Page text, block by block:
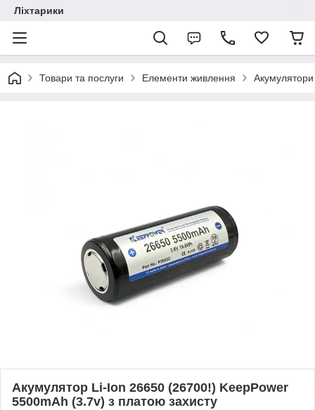
Ліхтарики
Товари та послуги Елементи живлення Акумулятори
Акумулятор Li-Ion 26650 (26700!) KeepPower
5500mAh (3.7v) з платою захисту